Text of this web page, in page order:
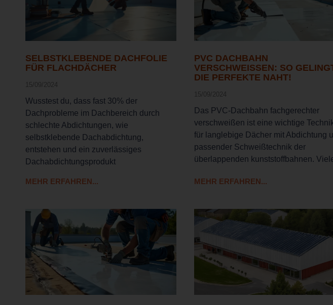
SELBSTKLEBENDE DACHFOLIE
FÜR FLACHDÄCHER
15/09/2024
Wusstest du, dass fast 30% der
Dachprobleme im Dachbereich durch
schlechte Abdichtungen, wie
selbstklebende Dachabdichtung,
entstehen und ein zuverlässiges
Dachabdichtungsprodukt
MEHR ERFAHREN...
PVC DACHBAHN
VERSCHWEISSEN: SO GELINGT
IE PERFEKTE NAHT!
15/09/2024
Das PVC-Dachbahn fachgerechter
verschweißen ist eine wichtige
für langlebige Dächer mit Abdichtung
passender Schweißtechnik der
überlappenden kunststoffbahnen.
MEHR ERFAHREN...